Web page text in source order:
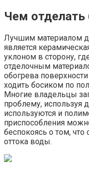
Чем отделать
Лучшим материалом
является
уклоном в сторону,
отделочным
обогрева
ходить босиком по
Многие владельцы
проблему, используя
используются и
приспособления
беспокоясь о том, что
оттока воды.